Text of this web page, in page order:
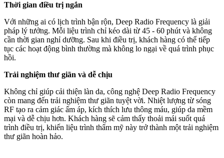
Thời gian điều trị ngắn
Với những ai có lịch trình bận rộn, Deep Radio Frequency là giải
pháp lý tưởng. Mỗi liệu trình chỉ kéo dài từ 45 - 60 phút và không
cần thời gian nghỉ dưỡng. Sau khi điều trị, khách hàng có thể tiếp
tục các hoạt động bình thường mà không lo ngại về quá trình phục
hồi.
Trải nghiệm thư giãn và dễ chịu
Không chỉ giúp cải thiện làn da, công nghệ Deep Radio Frequency
còn mang đến trải nghiệm thư giãn tuyệt vời. Nhiệt lượng từ sóng
RF tạo ra cảm giác ấm áp, kíc‌h thí‌ch lưu thông máu, giúp da mềm
mại và dễ chịu hơn. Khách hàng sẽ cảm thấy thoải mái suốt quá
trình điều trị, khiến liệu trình thẩm mỹ này trở thành một trải nghiệm
thư giãn hoàn hảo.